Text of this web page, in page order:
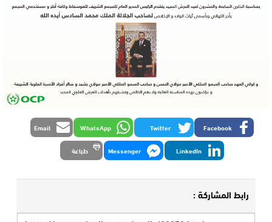
Facebook
Twitter
WhatsApp
Email
LinkedIn
Messenger طباعة
رابط المشاركة :